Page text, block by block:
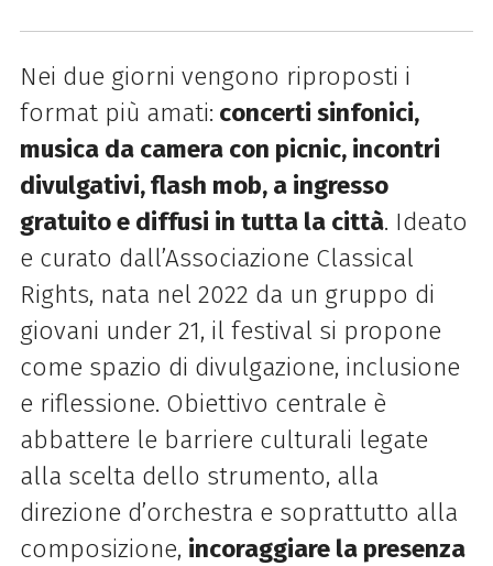
Nei due giorni vengono riproposti i
format più amati: concerti sinfonici,
musica da camera con picnic, incontri
divulgativi, flash mob, a ingresso
gratuito e diffusi in tutta la città. Ideato
e curato dall’Associazione Classical
Rights, nata nel 2022 da un gruppo di
giovani under 21, il festival si propone
come spazio di divulgazione, inclusione
e riflessione. Obiettivo centrale è
abbattere le barriere culturali legate
alla scelta dello strumento, alla
direzione d’orchestra e soprattutto alla
composizione, incoraggiare la presenza